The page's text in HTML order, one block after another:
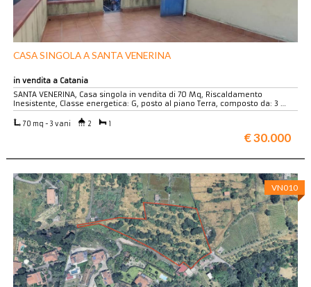
CASA SINGOLA A SANTA VENERINA
in vendita a Catania
SANTA VENERINA, Casa singola in vendita di 70 Mq, Riscaldamento
Inesistente, Classe energetica: G, posto al piano Terra, composto da: 3 …
70 mq - 3 vani 2 1
€ 30.000
VN010